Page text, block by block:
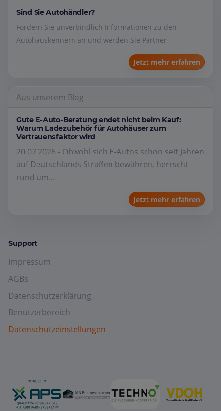
Sind Sie Autohändler?
Fordern Sie unverbindlich Informationen zu den
Autohauskennern an und werden Sie Partner
Jetzt mehr erfahren
Aus unserem Blog
Gute E-Auto-Beratung endet nicht beim Kauf:
Warum Ladezubehör für Autohäuser zum
Vertrauensfaktor wird
20.07.2026 - Obwohl sich E-Autos schon seit Jahren
auf Deutschlands Straßen bewähren, herrscht
rund um...
Jetzt mehr erfahren
Support
Impressum
AGBs
Datenschutzerklärung
Benutzerbereich
Datenschutzeinstellungen